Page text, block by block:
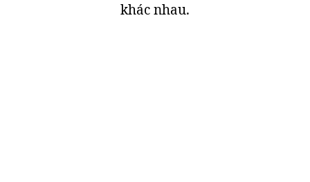
khác nhau.